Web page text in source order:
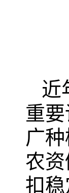
近
重
广
农
扣